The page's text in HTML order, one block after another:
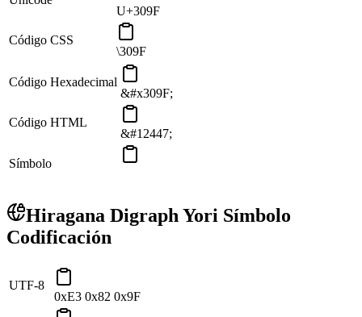
U+309F
Código CSS
\309F
Código Hexadecimal
&#x309F;
Código HTML
&#12447;
Símbolo
Hiragana Digraph Yori Símbolo
Codificación
UTF-8
0xE3 0x82 0x9F